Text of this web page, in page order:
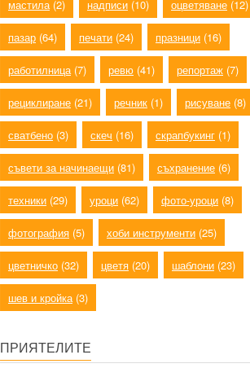
мастила (2) надписи (10) оцветяване (12)
пазар (64) печати (24) празници (16)
работилница (7) ревю (41) репортаж (7)
рециклиране (21) речник (1) рисуване (8)
сватбено (3) скеч (16) скрапбукинг (1)
съвети за начинаещи (81) съхранение (6)
техники (29) уроци (62) фото-уроци (8)
фотография (5) хоби инструменти (25)
цветничко (32) цветя (20) шаблони (23)
шев и кройка (3)
ПРИЯТЕЛИТЕ